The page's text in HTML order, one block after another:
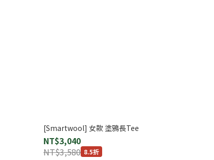
[Smartwool] 女款 塗鴉長Tee
NT$3,040
NT$3,580 8.5折